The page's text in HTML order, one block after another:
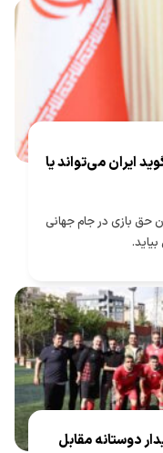
ایران می‌تواند یا
حق بازی در جام جهانی
بیاید.
دوستانه مقابل